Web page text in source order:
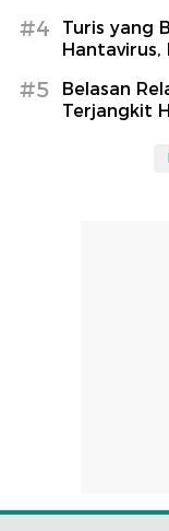
#4
Turis yang
Hantavirus,
#5
Belasan
Terjangkit